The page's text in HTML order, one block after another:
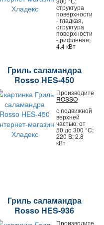
структура
поверхности
- гладкая,
структура
поверхности
- рифленая;
4.4 кВт
Гриль саламандра
Rosso HES-450
Производитель:
ROSSO
с подвижной
верхней
частью; от
50 до 300 °C;
220 В; 2.8
кВт
Гриль саламандра
Rosso HES-936
Производитель: